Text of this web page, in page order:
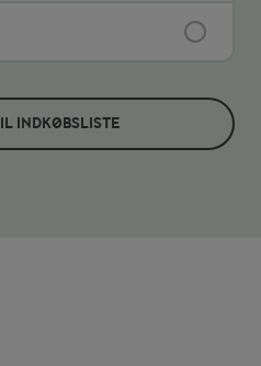
INDKØBSLISTE